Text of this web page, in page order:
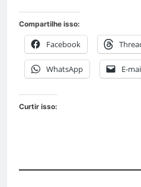
Compartilhe isso:
Facebook
WhatsApp E-
Curtir isso: